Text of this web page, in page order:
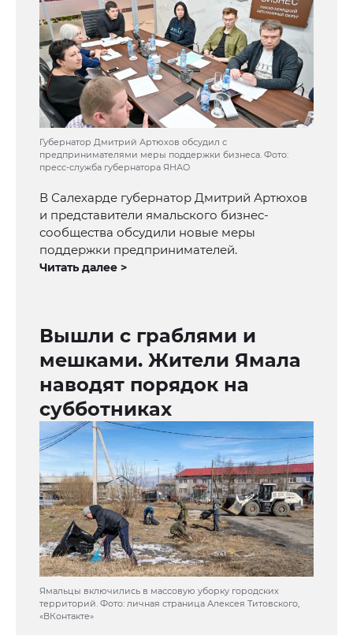
Губернатор Дмитрий Артюхов обсудил с
предпринимателями меры поддержки бизнеса. Фото:
пресс-служба губернатора ЯНАО
В Салехарде губернатор Дмитрий Артюхов
и представители ямальского бизнес-
сообщества обсудили новые меры
поддержки предпринимателей.
Читать далее >
Вышли с граблями и
мешками. Жители Ямала
наводят порядок на
субботниках
Ямальцы включились в массовую уборку городских
территорий. Фото: личная страница Алексея Титовского,
«ВКонтакте»